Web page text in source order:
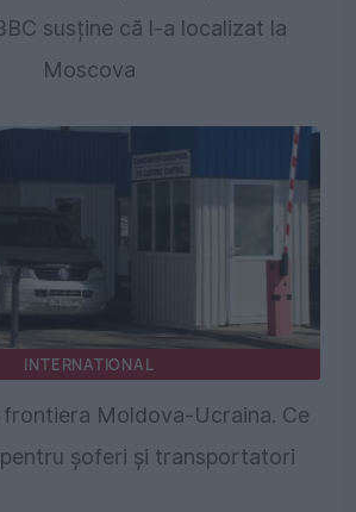
susține că l-a localizat la
Moscova
INTERNATIONAL
frontiera Moldova-Ucraina. Ce
șoferi și transportatori